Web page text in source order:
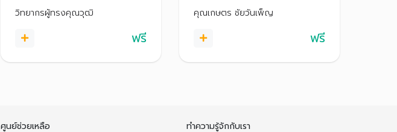
วิทยากรผู้ทรงคุณวุฒิ
ฟรี
สิทธิประโยชน์ทางภาษี ตลอดจน
กับตนเอง
คุณเกษตร ชัยวันเพ็ญ
ฟรี
ศูนย์ช่วยเหลือ ทำความรู้จักกับเรา